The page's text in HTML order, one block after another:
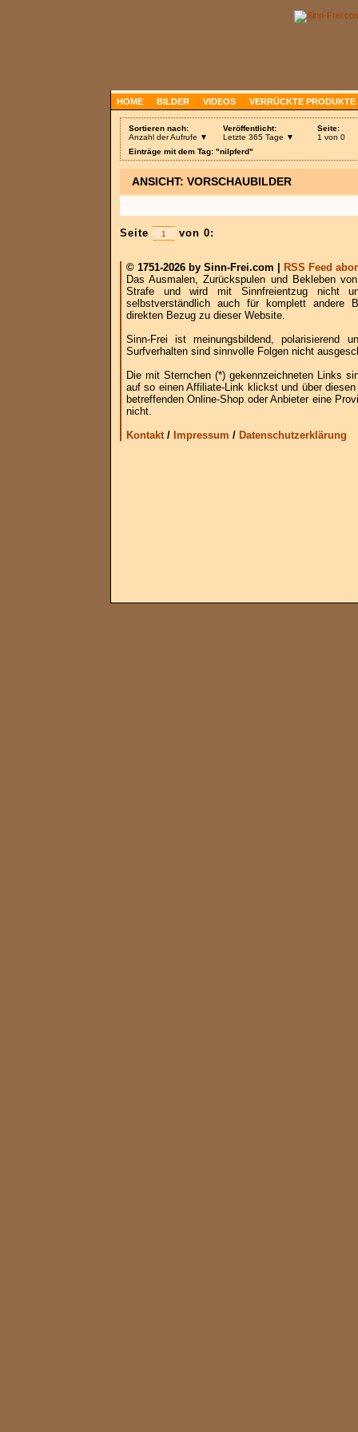
HOME BILDER VIDEOS VERRÜCKTE PRODUKTE
Sortieren nach:
Anzahl der Aufrufe ▼
Veröffentlicht:
Letzte 365 Tage ▼
Seite:
1 von 0
Einträge mit dem Tag: "nilpferd"
ANSICHT: VORSCHAUBILDER
Seite von 0:
© 1751-2026 by Sinn-Frei.com |
RSS Feed
Das Ausmalen, Zurückspulen und Bekleben
Strafe und wird mit Sinnfreientzug nicht
selbstverständlich auch für komplett andere
direkten Bezug zu dieser Website.
Sinn-Frei ist meinungsbildend, polarisierend
Surfverhalten sind sinnvolle Folgen nicht
Die mit Sternchen (*) gekennzeichneten Links
auf so einen Affiliate-Link klickst und über
betreffenden Online-Shop oder Anbieter eine
nicht.
Kontakt/ Impressum / Datenschutzerklärung